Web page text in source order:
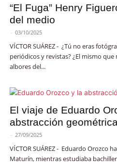
“El Fuga” Henry
del medio
- 03/10/2025
VÍCTOR SUÁREZ - ¿Tú no eras
periódicos y revistas? ¿El mismo
albores del...
El viaje de Eduardo
abstracción
- 27/09/2025
VÍCTOR SUÁREZ - Eduardo Orozco
Maturín, mientras estudiaba